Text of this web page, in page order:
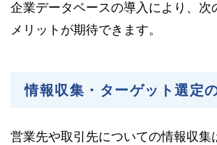
企業データベースの導入により、次
メリットが期待できます。
情報収集・ターゲット選定
営業先や取引先についての情報収集